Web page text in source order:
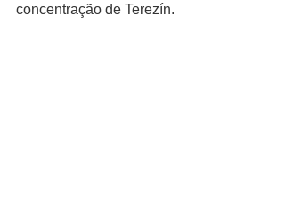
concentração de Terezín.